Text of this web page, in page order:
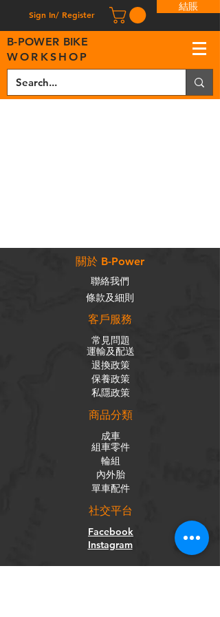
Sign In/ Register
結賬
B-POWER BIKE
WORKSHOP
關於 B-Power
聯絡我們
條款及細則
客戶服務
常見問題
運輸及配送
退換政策
保養政策
私隱政策
​商品分類
成車
組車零件
輪組
內外胎
單車配件
社交平台
Facebook
Instagram